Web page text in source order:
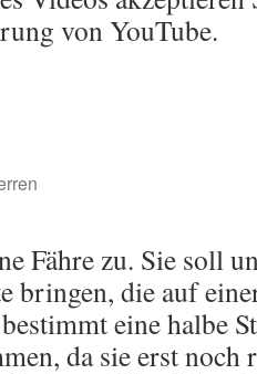
von YouTube.
Fähre zu. Sie soll
bringen, die auf
eine halbe
da sie erst noch